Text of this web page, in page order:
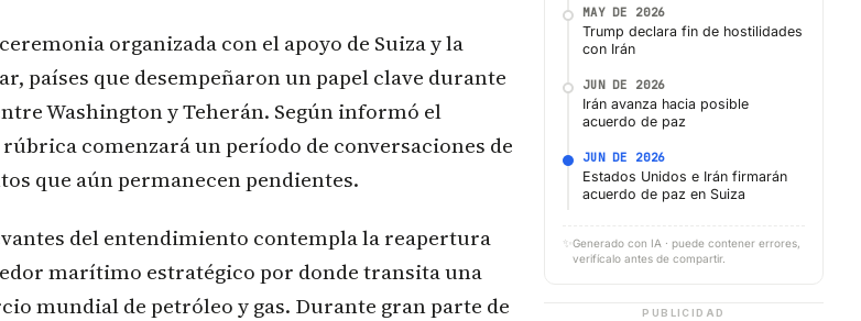
organizada con el apoyo de Suiza y la
países que desempeñaron un papel clave durante
Washington y Teherán. Según informó el
comenzará un período de conversaciones de
que aún permanecen pendientes.
del entendimiento contempla la reapertura
marítimo estratégico por donde transita una
mundial de petróleo y gas. Durante gran parte de
MAY DE 2026
Trump declara fin de hostilidades
con Irán
JUN DE 2026
Irán avanza hacia posible
acuerdo de paz
JUN DE 2026
Estados Unidos e Irán firmarán
acuerdo de paz en Suiza
✨ Generado con IA · puede contener errores,
verifícalo antes de compartir.
PUBLICIDAD